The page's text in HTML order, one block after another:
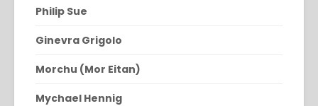
Philip Sue
Ginevra Grigolo
Morchu (Mor Eitan)
Mychael Hennig